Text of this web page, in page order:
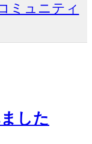
ミュニティ
した